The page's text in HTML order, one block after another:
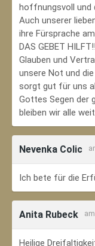
hoffnungsvoll und
Auch unserer
ihre Fürsprache
DAS GEBET
Glauben und
unsere Not und
sorgt gut für uns
Gottes Segen der
bleiben wir alle
Nevenka Colic
Ich bete für die
Anita Rubeck
Heilige